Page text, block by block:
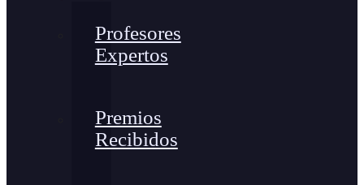
Profesores
Expertos
Premios
Recibidos